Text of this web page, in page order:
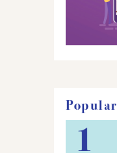
Popular